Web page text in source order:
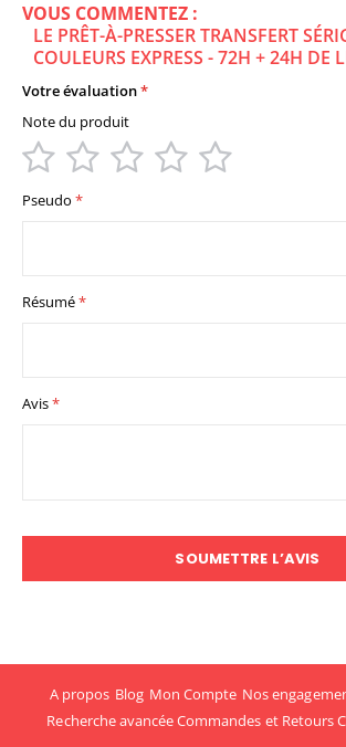
VOUS COMMENTEZ :
LE PRÊT-À-PRESSER TRANSFERT
COULEURS EXPRESS - 72H
Votre évaluation
Note du produit
1
star
2
stars
3
stars
4
stars
Pseudo
Résumé
Avis
SOUMETTRE L’AVIS
A propos Blog Mon Compte Nos
Recherche avancéeCommandes et Retours